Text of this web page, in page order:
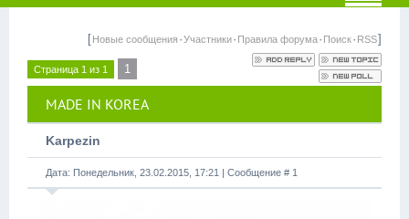
[Новые сообщения·Участники·Правила форума·Поиск·RSS]
Страница 1 из 1 1
MADE IN KOREA
Karpezin
Дата: Понедельник, 23.02.2015, 17:21 | Сообщение # 1